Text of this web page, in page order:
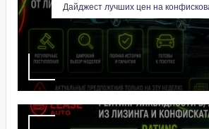
Дайджест лучших цен на